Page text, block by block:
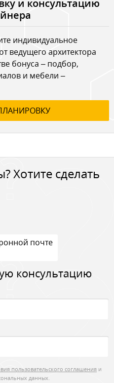
и консультацию
индивидуальное
ведущего архитектора
бонуса – подбор,
и мебели –
Хотите сделать
почте
консультацию
пользовательского соглашения и
данных.